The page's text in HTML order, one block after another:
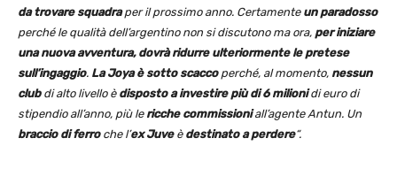
da trovare squadraper il prossimo anno. Certamente un paradosso
perché le qualità dell’argentino non si discutono ma ora, per iniziare
una nuova avventura, dovrà ridurre ulteriormente le pretese
sull’ingaggio. La Joya è sotto scaccoperché, al momento, nessun
clubdi alto livello è disposto a investire più di 6 milionidi euro di
stipendio all’anno, più le ricche commissioniall’agente Antun. Un
braccio di ferroche l’ex Juveè destinato a perdere“.